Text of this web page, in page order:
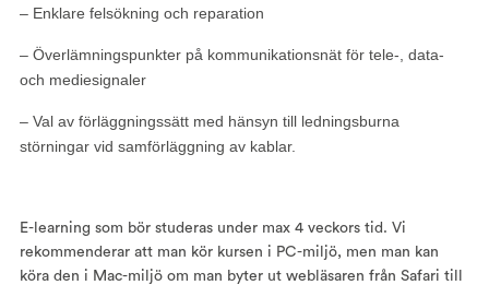
– Enklare felsökning och reparation
– Överlämningspunkter på kommunikationsnät för tele-, data-
och mediesignaler
– Val av förläggningssätt med hänsyn till ledningsburna
störningar vid samförläggning av kablar.
E-learning som bör studeras under max 4 veckors tid. Vi
rekommenderar att man kör kursen i PC-miljö, men man kan
köra den i Mac-miljö om man byter ut webläsaren från Safari till